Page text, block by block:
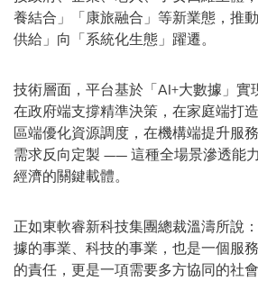
養結合」「康旅融合」等新業態，推
供給」向「系統化生態」躍遷。
技術層面，平台基於「AI+大數據」實
在政府端支撐精準決策，在家庭端打
區端優化資源調度，在機構端提升服
需求反向定製 —— 這種全場景滲透能
經濟的關鍵載體。
正如東軟睿新科技集團總裁溫濤所說
據的事業、科技的事業，也是一個服
的責任，更是一項需要多方協同的社